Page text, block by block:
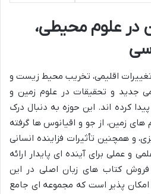
در علوم محیطی،
تغییرات اقلیمی، تخریب محیط زیست و
جدید و تحقیقات در علوم زمین و
کرده اند. این حوزه به دنبال درک
زمین، از جو و اقیانوس ها گرفته
و همچنین تأثیرات فزاینده انسانی
و عملی برای آینده ای پایدار ارائه
فروش کتاب های زبان اصلی در این
امکان پذیر است که مجموعه ای جامع